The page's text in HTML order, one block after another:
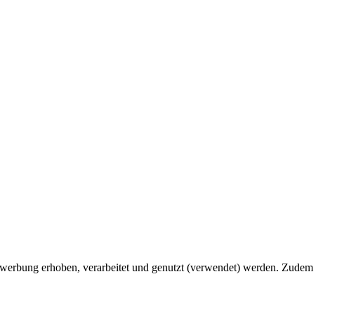
erhoben, verarbeitet und genutzt (verwendet) werden. Zudem